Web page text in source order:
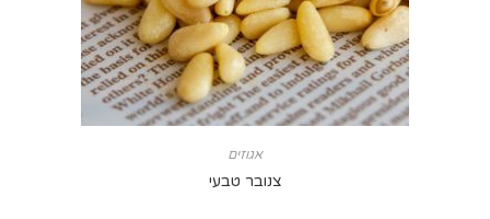
אגוזים
צנובר טבעי